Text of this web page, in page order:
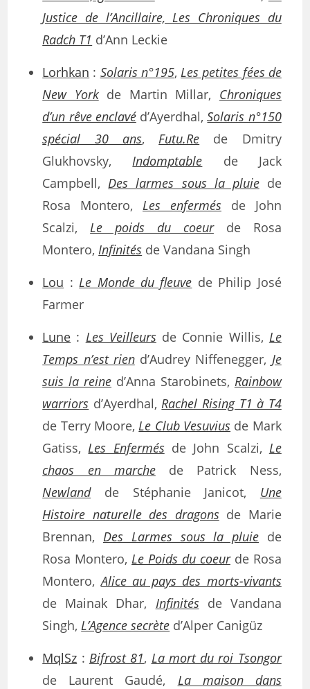
Justice de l’Ancillaire, Les Chroniques du
Radch T1 d’Ann Leckie
Lorhkan : Solaris n°195,Les petites fées de
New Yorkde Martin Millar, Chroniques
d’un rêve enclavéd’Ayerdhal,Solaris n°150
spécial 30 ans,Futu.Re de Dmitry
Glukhovsky,Indomptable de Jack
Campbell,Des larmes sous la pluiede
Rosa Montero,Les enfermésde John
Scalzi,Le poids du coeurde Rosa
Montero,Infinités de Vandana Singh
Lou :Le Monde du fleuve de Philip José
Farmer
Lune : Les Veilleursde Connie Willis, Le
Temps n’est riend’Audrey Niffenegger, Je
suis la reine d’Anna Starobinets, Rainbow
warriors d’Ayerdhal,Rachel Rising T1 à T4
de Terry Moore,Le Club Vesuvius de Mark
Gatiss,Les Enfermésde John Scalzi, Le
chaos en marchede Patrick Ness,
Newlandde Stéphanie Janicot, Une
Histoire naturelle des dragonsde Marie
Brennan, Des Larmes sous la pluie de
Rosa Montero,Le Poids du coeurde Rosa
Montero,Alice au pays des morts-vivants
de Mainak Dhar, Infinitésde Vandana
Singh,L’Agence secrète d’Alper Canigüz
MqlSz : Bifrost 81, La mort du roi Tsongor
de Laurent Gaudé, La maison dans